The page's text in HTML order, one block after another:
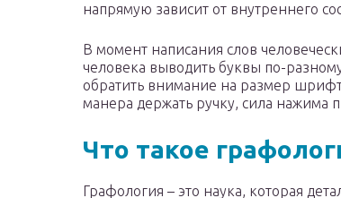
напрямую зависит от внутреннего
В момент написания слов
человека выводить буквы по-
обратить внимание на размер
манера держать ручку, сила нажима
Что такое
Графология – это наука, которая